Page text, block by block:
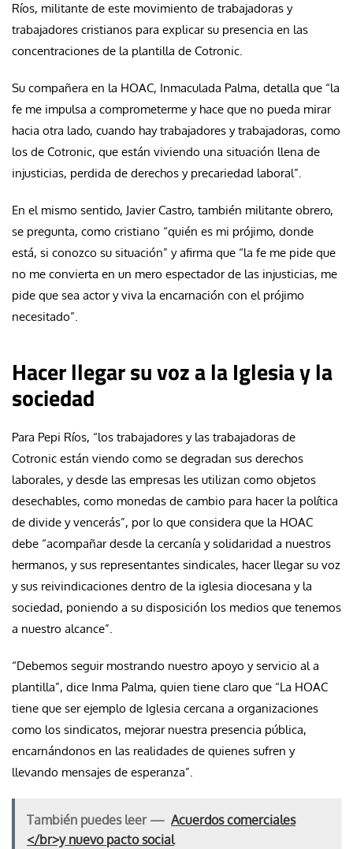
Ríos, militante de este movimiento de trabajadoras y
trabajadores cristianos para explicar su presencia en las
concentraciones de la plantilla de Cotronic.
Su compañera en la HOAC, Inmaculada Palma, detalla que “la
fe me impulsa a comprometerme y hace que no pueda mirar
hacia otra lado, cuando hay trabajadores y trabajadoras, como
los de Cotronic, que están viviendo una situación llena de
injusticias, perdida de derechos y precariedad laboral”.
En el mismo sentido, Javier Castro, también militante obrero,
se pregunta, como cristiano “quién es mi prójimo, donde
está, si conozco su situación” y afirma que “la fe me pide que
no me convierta en un mero espectador de las injusticias, me
pide que sea actor y viva la encarnación con el prójimo
necesitado”.
Hacer llegar su voz a la Iglesia y la
sociedad
Para Pepi Ríos, “los trabajadores y las trabajadoras de
Cotronic están viendo como se degradan sus derechos
laborales, y desde las empresas les utilizan como objetos
desechables, como monedas de cambio para hacer la política
de divide y vencerás”, por lo que considera que la HOAC
debe “acompañar desde la cercanía y solidaridad a nuestros
hermanos, y sus representantes sindicales, hacer llegar su voz
y sus reivindicaciones dentro de la iglesia diocesana y la
sociedad, poniendo a su disposición los medios que tenemos
a nuestro alcance”.
“Debemos seguir mostrando nuestro apoyo y servicio al a
plantilla”, dice Inma Palma, quien tiene claro que “La HOAC
tiene que ser ejemplo de Iglesia cercana a organizaciones
como los sindicatos, mejorar nuestra presencia pública,
encarnándonos en las realidades de quienes sufren y
llevando mensajes de esperanza”.
También puedes leer — Acuerdos comerciales
</br>y nuevo pacto social